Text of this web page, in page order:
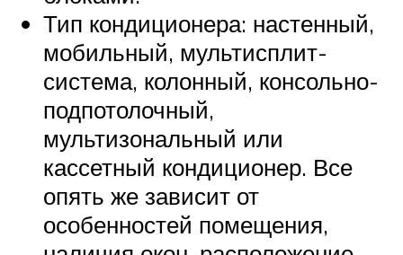
Тип кондиционера: настенный,
мобильный, мультисплит-
система, колонный, консольно-
подпотолочный,
мультизональный или
кассетный кондиционер. Все
опять же зависит от
особенностей помещения,